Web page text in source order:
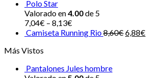
Polo Star
Valorado en4.00de 5
7,04€ – 8,13€
Camiseta Running Rio8,60€6,88€
Más Vistos
Pantalones Jules hombre